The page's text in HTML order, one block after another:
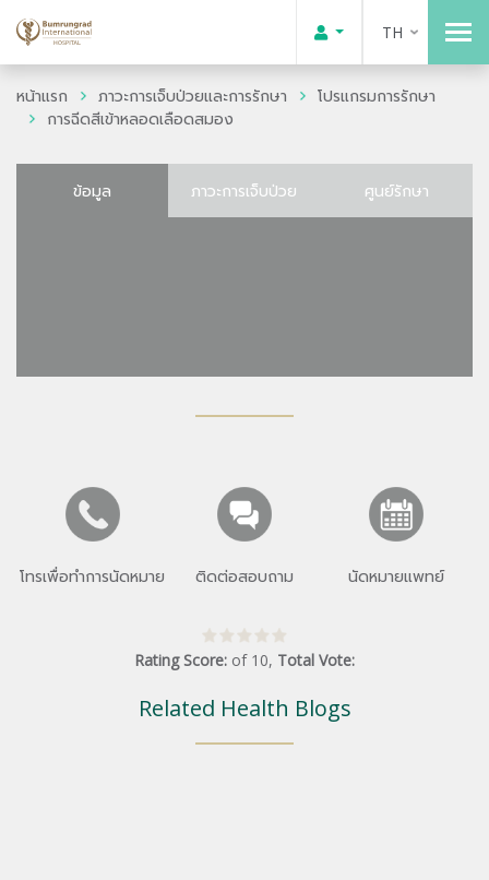
TH
หน้าแรก ภาวะการเจ็บป่วยและการรักษา
โปรแกรมการรักษา
การฉีดสีเข้าหลอดเลือดสมอง
ข้อมูล ภาวะการเจ็บป่วย ศูนย์รักษา
โทรเพื่อทำการนัดหมาย ติดต่อสอบถาม นัดหมายแพทย์
Rating Score: of 10, Total Vote:
Related Health Blogs